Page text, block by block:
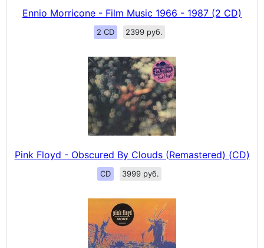
Ennio Morricone - Film Music 1966 - 1987 (2 CD)
2 CD 2399 руб.
Pink Floyd - Obscured By Clouds (Remastered) (CD)
CD 3999 руб.